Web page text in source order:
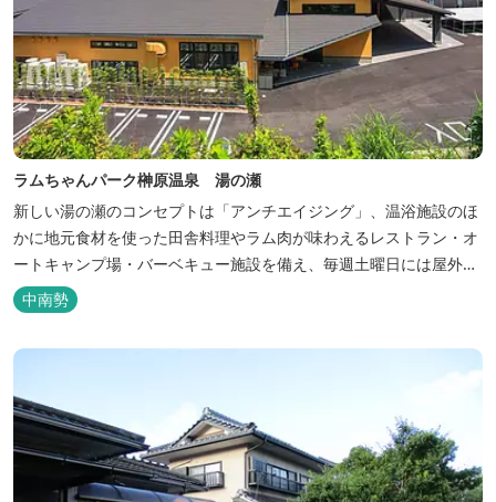
ラムちゃんパーク榊原温泉 湯の瀬
新しい湯の瀬のコンセプトは「アンチエイジング」、温浴施設のほ
かに地元食材を使った田舎料理やラム肉が味わえるレストラン・オ
ートキャンプ場・バーベキュー施設を備え、毎週土曜日には屋外に
「湯の瀬市場」を設け、新鮮野菜の販売が行われています。 また、
観光旅行が困難な障がい者や介助が必要な高齢者の利用に特化した
福祉旅館として、全館バリアフリー、車いす対応の貸切風呂、リフ
中南勢